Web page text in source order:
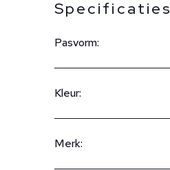
Specificaties
Pasvorm:
Kleur:
Merk: